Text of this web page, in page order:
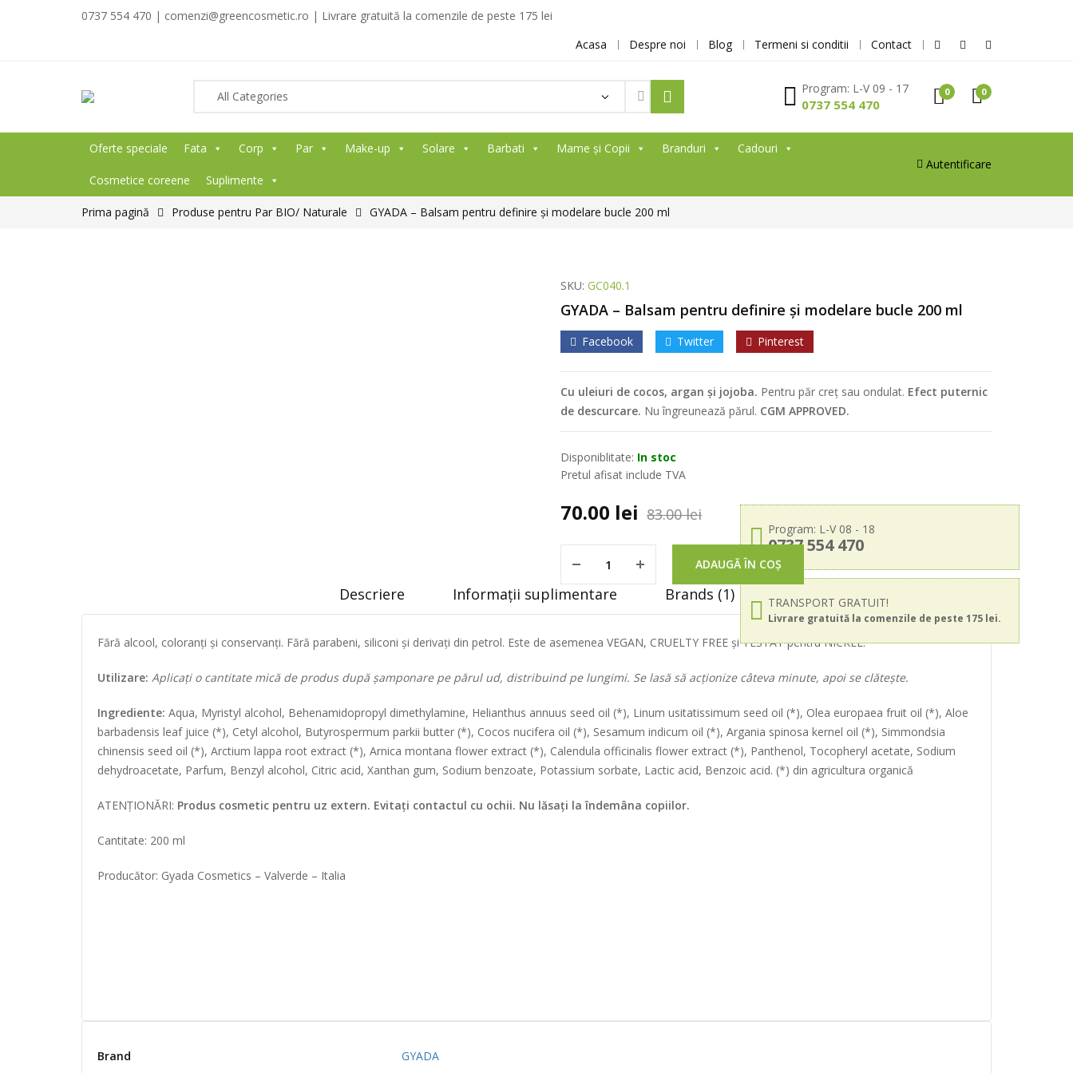
0737 554 470 | comenzi@greencosmetic.ro | Livrare gratuită la comenzile de peste 175 lei
Acasa
Despre noi Blog Termeni si conditii Contact
Program: L-V 09 - 17
0737 554 470
0 0
Oferte speciale Fata Corp Par Make-up Solare Barbati Mame și Copii Branduri Cadouri
Cosmetice coreene Suplimente
Autentificare
Prima pagină Produse pentru Par BIO/ Naturale GYADA – Balsam pentru definire și modelare bucle 200 ml
SKU: GC040.1
GYADA – Balsam pentru definire și modelare bucle 200 ml
Facebook Twitter Pinterest
Cu uleiuri de cocos, argan și jojoba. Pentru păr creț sau ondulat. Efect puternic
de descurcare. Nu îngreunează părul. CGM APPROVED.
Disponiblitate: In stoc
Pretul afisat include TVA
Program: L-V 08 - 18
0737 554 470
TRANSPORT GRATUIT!
Livrare gratuită la comenzile de peste 175 lei.
83.00lei
70.00 lei
ADAUGĂ ÎN COȘ
Descriere Informații suplimentare Brands (1)
Fără alcool, coloranți și conservanți. Fără parabeni, siliconi și derivați din petrol. Este de asemenea VEGAN, CRUELTY FREE și TESTAT pentru NICKEL.
Utilizare: Aplicați o cantitate mică de produs după șamponare pe părul ud, distribuind pe lungimi. Se lasă să acționize câteva minute, apoi se clătește.
Ingrediente: Aqua, Myristyl alcohol, Behenamidopropyl dimethylamine, Helianthus annuus seed oil (*), Linum usitatissimum seed oil (*), Olea europaea fruit oil (*), Aloe
barbadensis leaf juice (*), Cetyl alcohol, Butyrospermum parkii butter (*), Cocos nucifera oil (*), Sesamum indicum oil (*), Argania spinosa kernel oil (*), Simmondsia
chinensis seed oil (*), Arctium lappa root extract (*), Arnica montana flower extract (*), Calendula officinalis flower extract (*), Panthenol, Tocopheryl acetate, Sodium
dehydroacetate, Parfum, Benzyl alcohol, Citric acid, Xanthan gum, Sodium benzoate, Potassium sorbate, Lactic acid, Benzoic acid. (*) din agricultura organică
ATENȚIONĂRI: Produs cosmetic pentru uz extern. Evitați contactul cu ochii. Nu lăsați la îndemâna copiilor.
Cantitate: 200 ml
Producător: Gyada Cosmetics – Valverde – Italia
Brand GYADA